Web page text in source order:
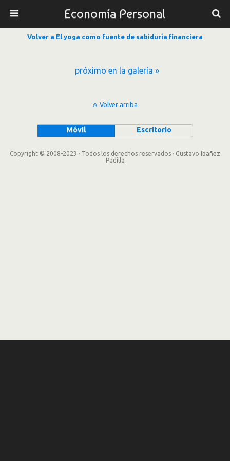
Economía Personal
Volver a El yoga como fuente de sabiduría financiera
próximo en la galería »
Volver arriba
Móvil Escritorio
Copyright © 2008-2023 · Todos los derechos reservados · Gustavo Ibañez
Padilla